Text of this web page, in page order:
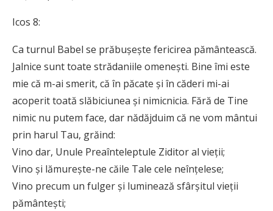
Icos 8:
Ca turnul Babel se prăbușește fericirea pământească.
Jalnice sunt toate strădaniile omenești. Bine îmi este
mie că m-ai smerit, că în păcate și în căderi mi-ai
acoperit toată slăbiciunea și nimicnicia. Fără de Tine
nimic nu putem face, dar nădăjduim că ne vom mântui
prin harul Tau, grăind:
Vino dar, Unule Preaînteleptule Ziditor al vieții;
Vino și lămurește-ne căile Tale cele neînțelese;
Vino precum un fulger și luminează sfârșitul vieții
pământești;